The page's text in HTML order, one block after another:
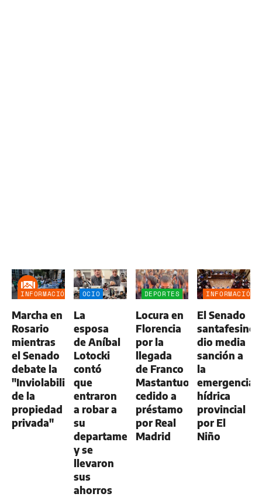
INFORMACIÓN
Marcha en
Rosario
mientras
el Senado
debate la
"Inviolabilidad
de la
propiedad
privada"
OCIO
La
esposa
de Aníbal
Lotocki
contó
que
entraron
a robar a
su
departamento
y se
llevaron
sus
ahorros
DEPORTES
Locura en
Florencia
por la
llegada
de Franco
Mastantuono,
cedido a
préstamo
por Real
Madrid
INFORMACIÓN
El Senado
santafesino
dio media
sanción a
la
emergencia
hídrica
provincial
por El
Niño